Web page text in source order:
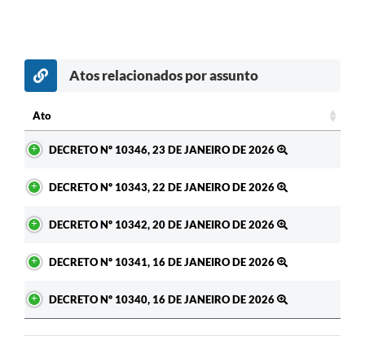
Atos relacionados por assunto
Ato
DECRETO Nº 10346, 23 DE JANEIRO DE 2026
DECRETO Nº 10343, 22 DE JANEIRO DE 2026
DECRETO Nº 10342, 20 DE JANEIRO DE 2026
DECRETO Nº 10341, 16 DE JANEIRO DE 2026
DECRETO Nº 10340, 16 DE JANEIRO DE 2026